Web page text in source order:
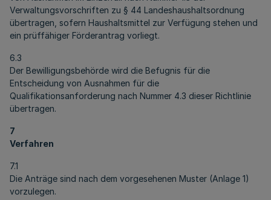
Verwaltungsvorschriften zu § 44 Landeshaushaltsordnung
übertragen, sofern Haushaltsmittel zur Verfügung stehen und
ein prüffähiger Förderantrag vorliegt.
6.3
Der Bewilligungsbehörde wird die Befugnis für die
Entscheidung von Ausnahmen für die
Qualifikationsanforderung nach Nummer 4.3 dieser Richtlinie
übertragen.
7
Verfahren
7.1
Die Anträge sind nach dem vorgesehenen Muster (Anlage 1)
vorzulegen.